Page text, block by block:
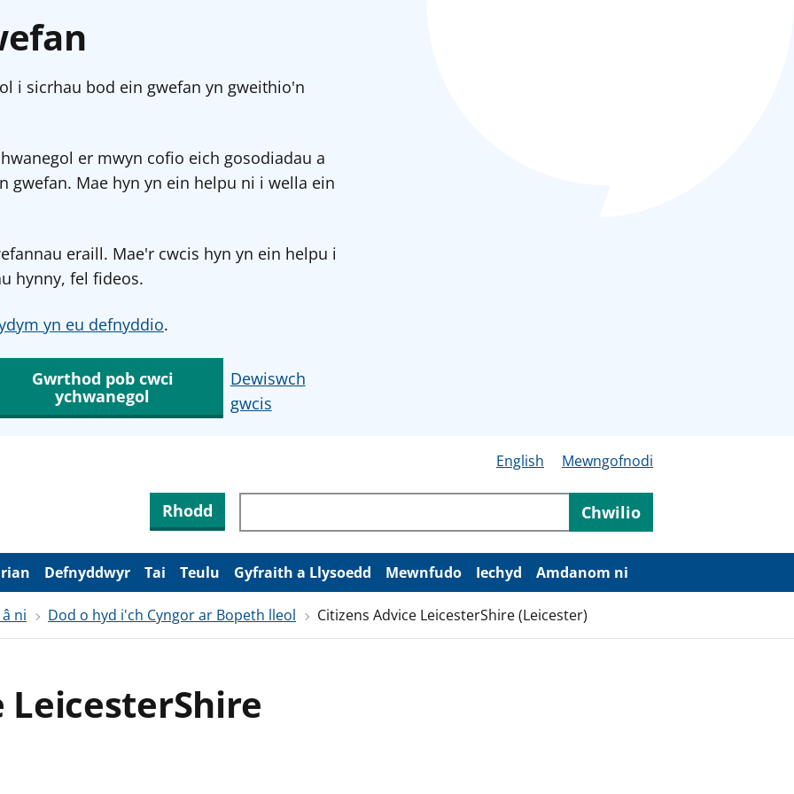
i sicrhau bod ein gwefan yn gweithio'n
er mwyn cofio eich gosodiadau a
gwefan. Mae hyn yn ein helpu ni i wella ein
eraill. Mae'r cwcis hyn yn ein helpu i
hynny, fel fideos.
yn eu defnyddio.
Gwrthod pob cwci
ychwanegol
Dewiswch
gwcis
English Mewngofnodi
Rhodd Chwilio
Defnyddwyr Tai Teulu Gyfraith a Llysoedd Mewnfudo Iechyd Amdanom ni
ni Dod o hyd i'ch Cyngor ar Bopeth lleol Citizens Advice LeicesterShire (Leicester)
LeicesterShire